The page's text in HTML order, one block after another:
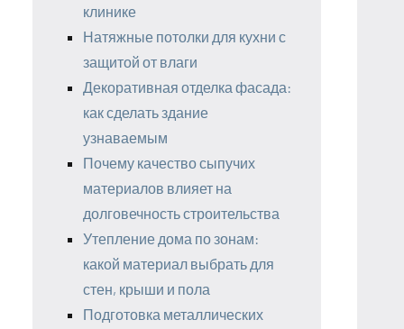
клинике
Натяжные потолки для кухни с
защитой от влаги
Декоративная отделка фасада:
как сделать здание
узнаваемым
Почему качество сыпучих
материалов влияет на
долговечность строительства
Утепление дома по зонам:
какой материал выбрать для
стен, крыши и пола
Подготовка металлических